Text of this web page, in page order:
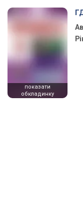
показати
обкладинку